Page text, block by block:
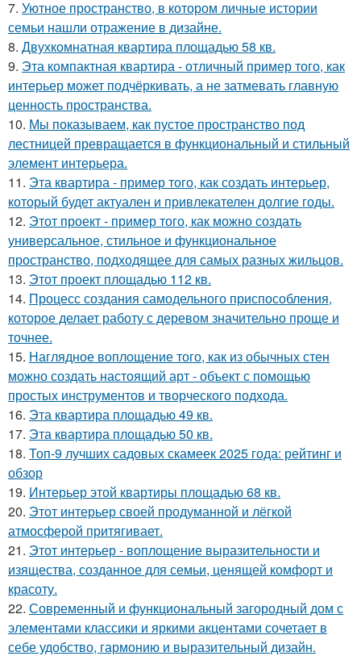
7. Уютное пространство, в котором личные истории
семьи нашли отражение в дизайне.
8. Двухкомнатная квартира площадью 58 кв.
9. Эта компактная квартира - отличный пример того, как
интерьер может подчёркивать, а не затмевать главную
ценность пространства.
10. Мы показываем, как пустое пространство под
лестницей превращается в функциональный и стильный
элемент интерьера.
11. Эта квартира - пример того, как создать интерьер,
который будет актуален и привлекателен долгие годы.
12. Этот проект - пример того, как можно создать
универсальное, стильное и функциональное
пространство, подходящее для самых разных жильцов.
13. Этот проект площадью 112 кв.
14. Процесс создания самодельного приспособления,
которое делает работу с деревом значительно проще и
точнее.
15. Наглядное воплощение того, как из обычных стен
можно создать настоящий арт - объект с помощью
простых инструментов и творческого подхода.
16. Эта квартира площадью 49 кв.
17. Эта квартира площадью 50 кв.
18. Топ-9 лучших садовых скамеек 2025 года: рейтинг и
обзор
19. Интерьер этой квартиры площадью 68 кв.
20. Этот интерьер своей продуманной и лёгкой
атмосферой притягивает.
21. Этот интерьер - воплощение выразительности и
изящества, созданное для семьи, ценящей комфорт и
красоту.
22. Современный и функциональный загородный дом с
элементами классики и яркими акцентами сочетает в
себе удобство, гармонию и выразительный дизайн.